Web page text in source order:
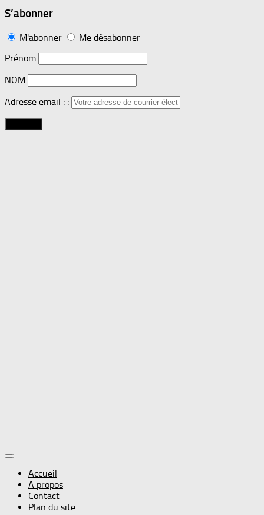
S’abonner
M'abonner
Me désabonner
Prénom
NOM
Adresse email : :
Accueil
A propos
Contact
Plan du site